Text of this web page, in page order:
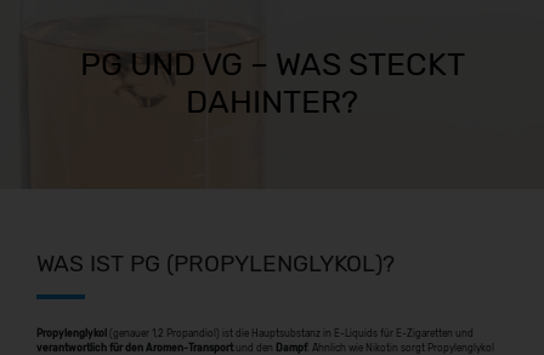
PG UND VG – WAS STECKT
DAHINTER?
WAS IST PG (PROPYLENGLYKOL)?
Propylenglykol
(genauer 1,2 Propandiol) ist die Hauptsubstanz in E-Liquids für E-Zigaretten und
verantwortlich für den Aromen-Transport und den Dampf. Ähnlich wie Nikotin sorgt Propylenglykol